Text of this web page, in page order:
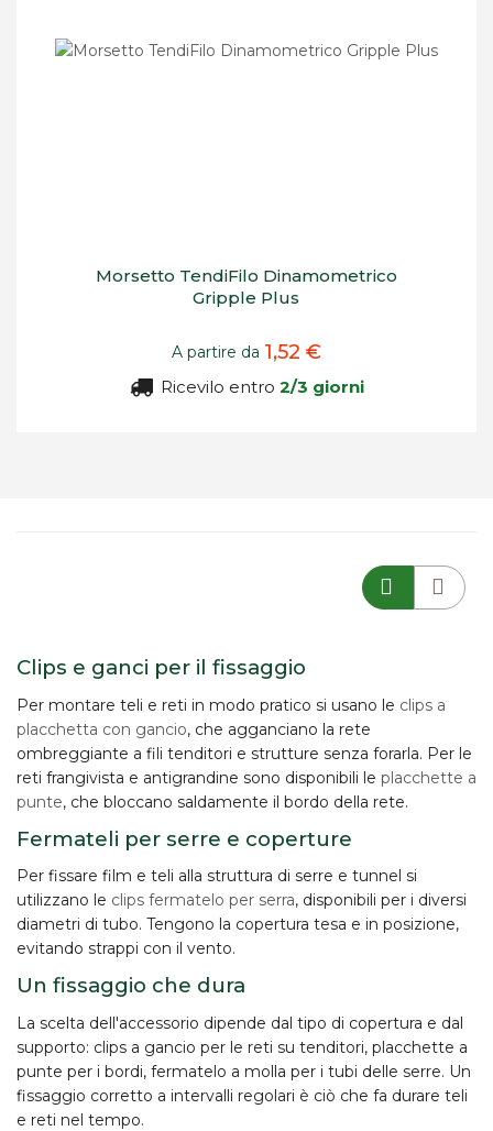
Morsetto TendiFilo Dinamometrico
Gripple Plus
A partire da 1,52 €
Ricevilo entro 2/3 giorni
Clips e ganci per il fissaggio
Per montare teli e reti in modo pratico si usano le clips a
placchetta con gancio, che agganciano la rete
ombreggiante a fili tenditori e strutture senza forarla. Per le
reti frangivista e antigrandine sono disponibili le placchette a
punte, che bloccano saldamente il bordo della rete.
Fermateli per serre e coperture
Per fissare film e teli alla struttura di serre e tunnel si
utilizzano le clips fermatelo per serra, disponibili per i diversi
diametri di tubo. Tengono la copertura tesa e in posizione,
evitando strappi con il vento.
Un fissaggio che dura
La scelta dell'accessorio dipende dal tipo di copertura e dal
supporto: clips a gancio per le reti su tenditori, placchette a
punte per i bordi, fermatelo a molla per i tubi delle serre. Un
fissaggio corretto a intervalli regolari è ciò che fa durare teli
e reti nel tempo.